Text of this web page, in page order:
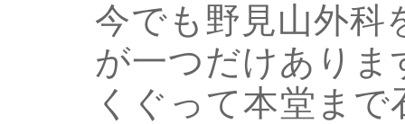
今でも野見山外科
が一つだけありま
くぐって本堂ま